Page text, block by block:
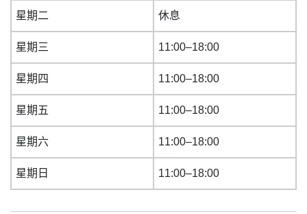
星期二 休息
星期三 11:00–18:00
星期四 11:00–18:00
星期五 11:00–18:00
星期六 11:00–18:00
星期日 11:00–18:00